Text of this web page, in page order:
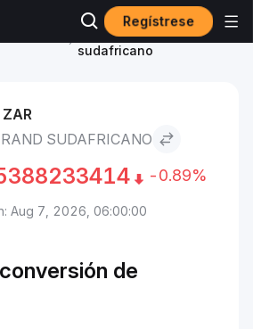
Regístrese
Celestia to Rand
sudafricano
SUDAFRICANO
-0.89%
Aug 7, 2026, 06:00:00
de